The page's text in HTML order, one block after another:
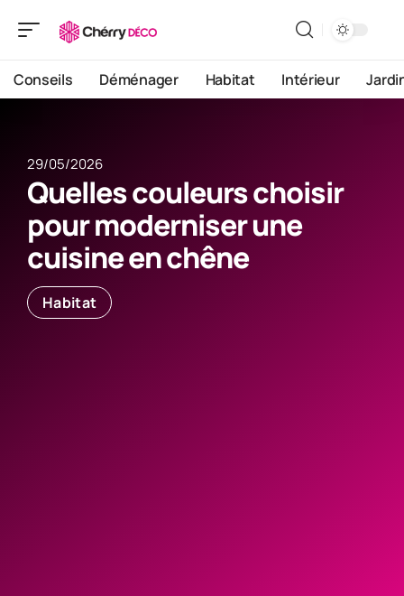
Conseils Déménager Habitat Intérieur
29/05/2026
Quelles couleurs choisir
pour moderniser une
cuisine en chêne
Habitat